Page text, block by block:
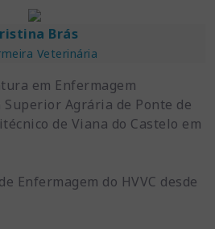
Brás
Veterinária
em Enfermagem
Agrária de Ponte de
de Viana do Castelo em
Enfermagem do HVVC desde